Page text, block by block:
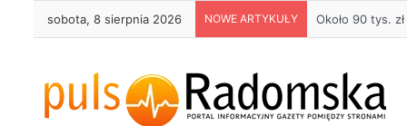
sobota, 8 sierpnia 2026 NOWE ARTYKUŁY Życie bez